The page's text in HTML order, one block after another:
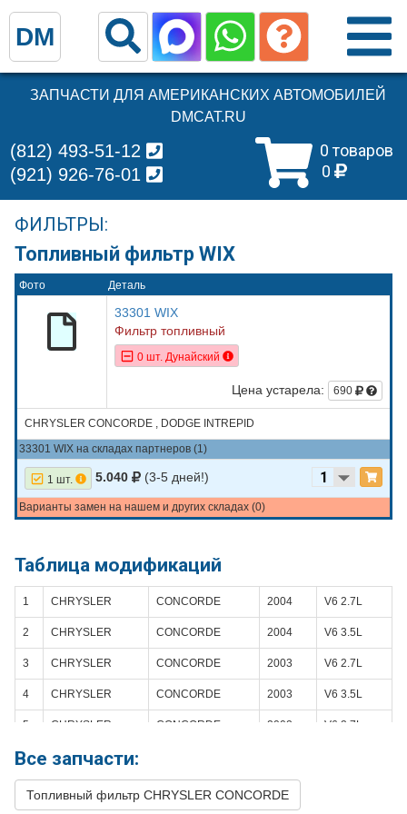
ЗАПЧАСТИ ДЛЯ АМЕРИКАНСКИХ АВТОМОБИЛЕЙ
DMCAT.RU
0 товаров
0
(812) 493-51-12
(921) 926-76-01
ФИЛЬТРЫ:
Топливный фильтр WIX
Фото Деталь
33301 WIX
Фильтр топливный
0 шт. Дунайский
Цена устарела: 690
CHRYSLER CONCORDE , DODGE INTREPID
33301 WIX на складах партнеров (1)
1 шт. 5.040 (3-5 дней!)
Варианты замен на нашем и других складах (0)
Таблица модификаций
1 CHRYSLER CONCORDE 2004 V6 2.7L
2 CHRYSLER CONCORDE 2004 V6 3.5L
3 CHRYSLER CONCORDE 2003 V6 2.7L
4 CHRYSLER CONCORDE 2003 V6 3.5L
5 CHRYSLER CONCORDE 2002 V6 2.7L
6 CHRYSLER
Все запчасти:
Топливный фильтр CHRYSLER CONCORDE
DM